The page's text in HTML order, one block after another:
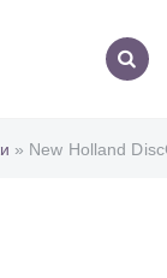
» New Holland